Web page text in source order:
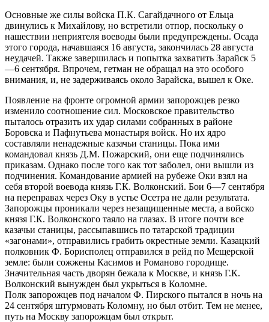
Основные же силы войска П.К. Сагайдачного от Ельца
двинулись к Михайлову, но встретили отпор, поскольку о
нашествии неприятеля воеводы были предупреждены. Осада
этого города, начавшаяся 16 августа, закончилась 28 августа
неудачей. Также завершилась и попытка захватить Зарайск 5
—6 сентября. Впрочем, гетман не обращал на это особого
внимания, и, не задерживаясь около Зарайска, вышел к Оке.
Появление на фронте огромной армии запорожцев резко
изменило соотношение сил. Московское правительство
пыталось отразить их удар силами собранных в районе
Боровска и Пафнутьева монастыря войск. Но их ядро
составляли ненадежные казачьи станицы. Пока ими
командовал князь Д.М. Пожарский, они еще подчинялись
приказам. Однако после того как тот заболел, они вышли из
подчинения. Командование армией на рубеже Оки взял на
себя второй воевода князь Г.К. Волконский. Бои 6—7 сентября
на переправах через Оку в устье Осетра не дали результата.
Запорожцы проникали через незащищенные места, а войско
князя Г.К. Волконского таяло на глазах. В итоге почти все
казачьи станицы, рассыпавшись по татарской традиции
«загонами», отправились грабить окрестные земли. Казацкий
полковник Ф. Борисполец отправился в рейд по Мещерской
земле: были сожжены Касимов и Романово городище.
Значительная часть дворян бежала к Москве, и князь Г.К.
Волконский вынужден был укрыться в Коломне.
Полк запорожцев под началом Ф. Пирского пытался в ночь на
24 сентября штурмовать Коломну, но был отбит. Тем не менее,
путь на Москву запорожцам был открыт.